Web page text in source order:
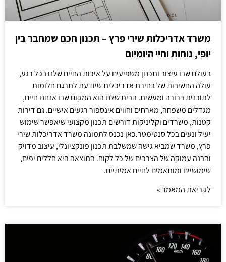
משרד אדריכלות שירי פרץ – תכנון חכם שמחבר בין
יופי, נוחות וחיי היומיום
בעולם שבו עיצוב ותכנון משפיעים על איכות החיים שלנו בכל רגע,
עולה החשיבות של בחירת אדריכלית שיודעת לתרגם חלומות
לתוכנית ברורה ומעשית. הבית שלנו הוא המקום שבו אנחנו חיים,
מגדלים משפחה, מארחים וחווים אינספור רגעים אישיים. גם דירות
קטנות, משרדים וקליניקות דורשים תכנון מקצועי שיאפשר שימוש
יעיל ונעים בכל סנטימטר.כאן נכנס לתמונה משרד אדריכלות שירי
פרץ, משרד שמביא גישה שמשלבת תכנון פונקציונלי, עיצוב מדויק
והבנה עמוקה של הצרכים של כל לקוח. התוצאה היא חללים יפים,
שימושיים ומותאמים לחיים אמיתיים.
לקריאת המאמר »